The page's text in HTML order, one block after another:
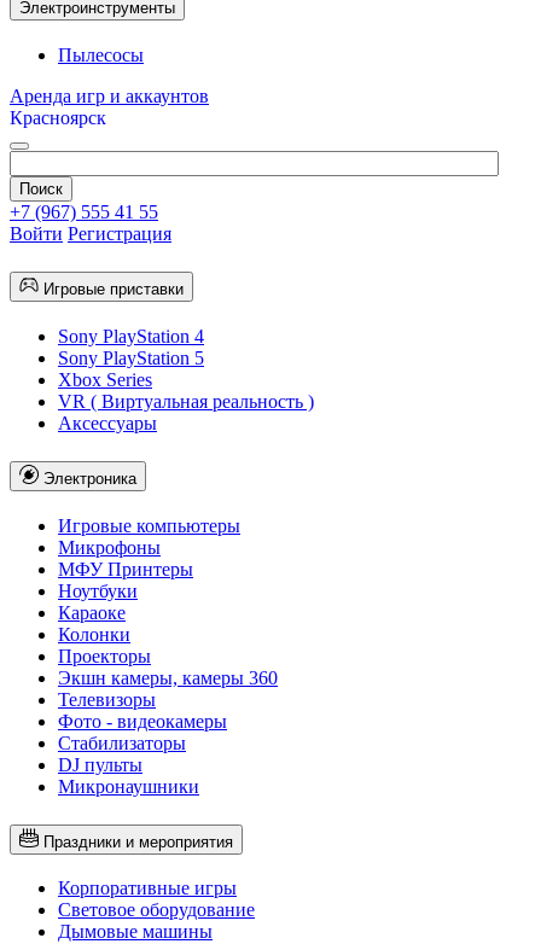
Электроинструменты
Пылесосы
Аренда игр и аккаунтов
Красноярск
+7 (967) 555 41 55
Войти Регистрация
Игровые приставки
Sony PlayStation 4
Sony PlayStation 5
Xbox Series
VR ( Виртуальная реальность )
Аксессуары
Электроника
Игровые компьютеры
Микрофоны
МФУ Принтеры
Ноутбуки
Караоке
Колонки
Проекторы
Экшн камеры, камеры 360
Телевизоры
Фото - видеокамеры
Стабилизаторы
DJ пульты
Микронаушники
Праздники и мероприятия
Корпоративные игры
Световое оборудование
Дымовые машины